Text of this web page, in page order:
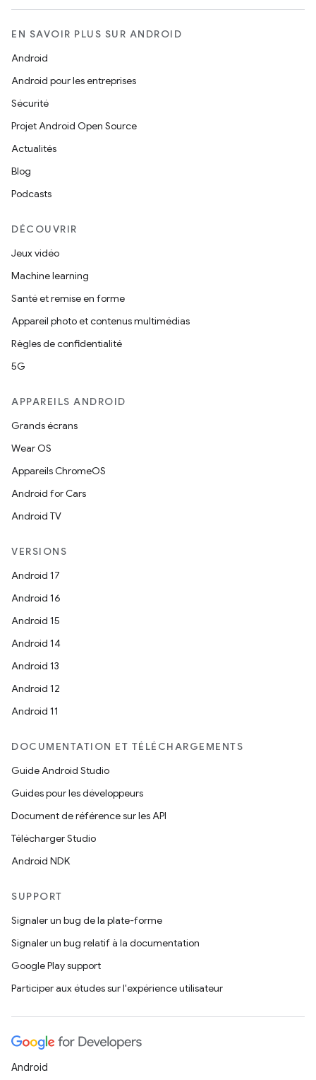
EN SAVOIR PLUS SUR ANDROID
Android
Android pour les entreprises
Sécurité
Projet Android Open Source
Actualités
Blog
Podcasts
DÉCOUVRIR
Jeux vidéo
Machine learning
Santé et remise en forme
Appareil photo et contenus multimédias
Règles de confidentialité
5G
APPAREILS ANDROID
Grands écrans
Wear OS
Appareils ChromeOS
Android for Cars
Android TV
VERSIONS
Android 17
Android 16
Android 15
Android 14
Android 13
Android 12
Android 11
DOCUMENTATION ET TÉLÉCHARGEMENTS
Guide Android Studio
Guides pour les développeurs
Document de référence sur les API
Télécharger Studio
Android NDK
SUPPORT
Signaler un bug de la plate-forme
Signaler un bug relatif à la documentation
Google Play support
Participer aux études sur l'expérience utilisateur
Android